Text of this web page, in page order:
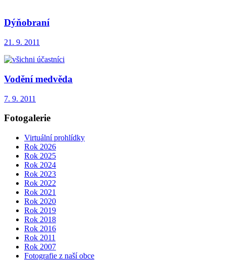
Dýňobraní
21. 9. 2011
Vodění medvěda
7. 9. 2011
Fotogalerie
Virtuální prohlídky
Rok 2026
Rok 2025
Rok 2024
Rok 2023
Rok 2022
Rok 2021
Rok 2020
Rok 2019
Rok 2018
Rok 2016
Rok 2011
Rok 2007
Fotografie z naší obce